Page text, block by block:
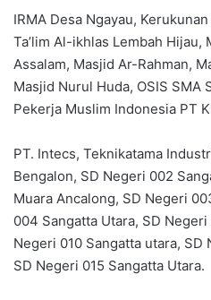
IRMA Desa Ngayau,
Ta’lim Al-ikhlas Lembah
Assalam, Masjid Ar-Rahman,
Masjid Nurul Huda, OSIS SMA
Pekerja Muslim Indonesia PT
PT. Intecs, Teknikatama
Bengalon, SD Negeri 002
Muara Ancalong, SD Negeri
004 Sangatta Utara, SD
Negeri 010 Sangatta utara, SD
SD Negeri 015 Sangatta Utara.